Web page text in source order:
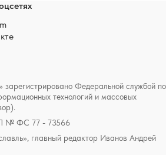
зарегистрировано Федеральной службой по
технологий и массовых
№ ФС 77 - 73566
главный редактор Иванов Андрей